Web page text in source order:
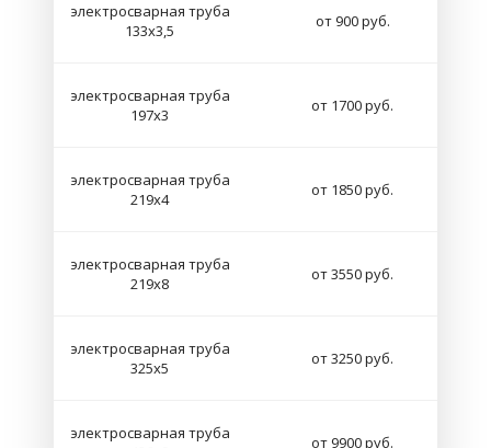
электросварная труба
133х3,5
от 900 руб.
электросварная труба
197х3
от 1700 руб.
электросварная труба
219х4
от 1850 руб.
электросварная труба
219х8
от 3550 руб.
электросварная труба
325х5
от 3250 руб.
электросварная труба
от 9900 руб.